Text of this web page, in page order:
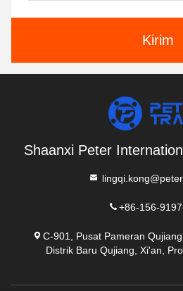
Kirim
Shaanxi Peter
+86-156-
C-901, Pusat Pameran
Distrik Baru Qujiang, Xi'an,